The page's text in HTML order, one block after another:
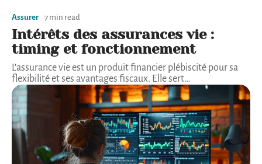
Assurer 7 min read
Intérêts des assurances vie :
timing et fonctionnement
L'assurance vie est un produit financier plébiscité pour sa
flexibilité et ses avantages fiscaux. Elle sert…